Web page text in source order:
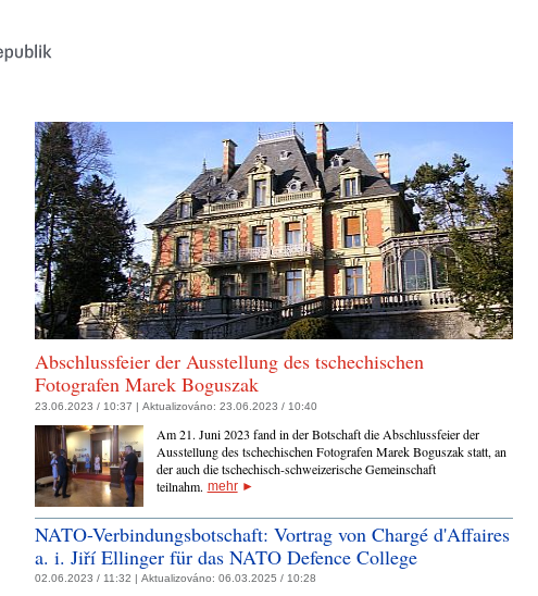
Abschlussfeier der Ausstellung des tschechischen
Fotografen Marek Boguszak
23.06.2023 / 10:37 | Aktualizováno: 23.06.2023 / 10:40
Am 21. Juni 2023 fand in der Botschaft die Abschlussfeier der
Ausstellung des tschechischen Fotografen Marek Boguszak statt, an
der auch die tschechisch-schweizerische Gemeinschaft
teilnahm. mehr►
NATO-Verbindungsbotschaft: Vortrag von Chargé d'Affaires
a. i. Jiří Ellinger für das NATO Defence College
02.06.2023 / 11:32 | Aktualizováno: 06.03.2025 / 10:28